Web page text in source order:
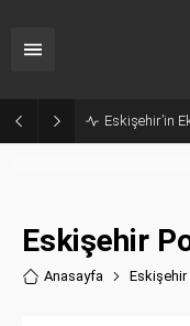
Eskişehir
Anasayfa Eskişehir